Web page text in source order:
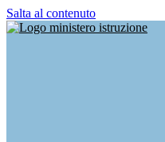
Salta al contenuto